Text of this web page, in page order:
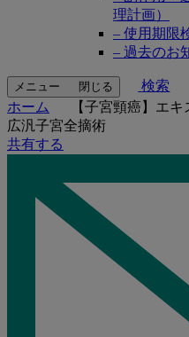
理計画）
– 使用期限
– 過去のお
メニュー 閉じる
検索
ホーム
【子宮頸癌】エ
広汎子宮全摘術
共有する